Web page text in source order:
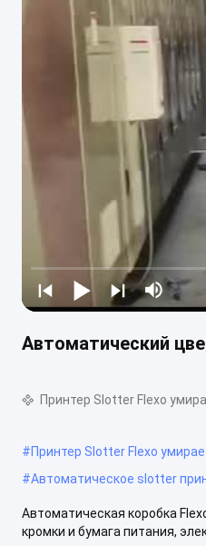
Автоматический
Принтер Slotter Flexo
#Принтер Slotter Flexo
#Автоматическое slotter
Автоматическая коробка
кромки и бумага питания,